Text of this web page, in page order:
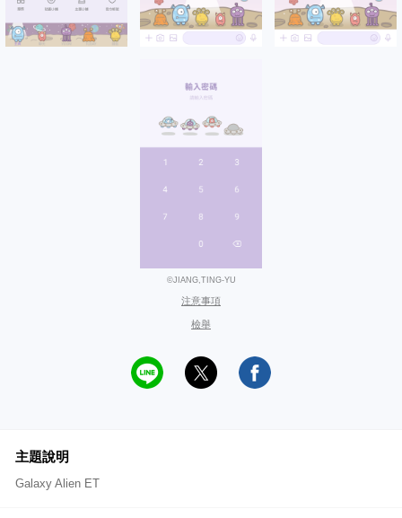
©JIANG,TING-YU
注意事項
檢舉
主題說明
Galaxy Alien ET